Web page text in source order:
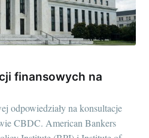
finansowych na
odpowiedziały na konsultacje
CBDC. American Bankers